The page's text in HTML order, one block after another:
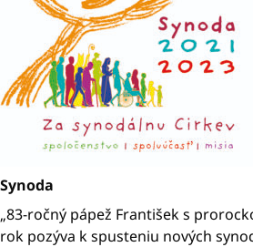
Synoda
„83-ročný pápež František s
rok pozýva k spusteniu nových